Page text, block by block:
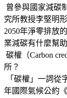
曾參與國家減碳
究所教授李堅明
2050年淨零排放
業減碳有什麼幫
碳權（Carbon
所？
「碳權」一詞從
年國際氣候公約